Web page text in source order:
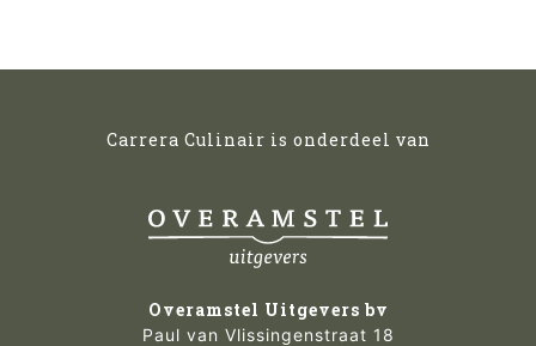
Carrera Culinair is onderdeel van
Overamstel Uitgevers bv
Paul van Vlissingenstraat 18